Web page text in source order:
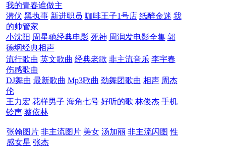
我的青春谁做主
潜伏 黑执事 新进职员 咖啡王子1号店 纸醉金迷 我
的帅管家
小沈阳 周星驰经典电影 死神 周润发电影全集 郭
德纲经典相声
流行歌曲 英文歌曲 经典老歌 非主流音乐 李宇春
伤感歌曲
DJ舞曲 最新歌曲 Mp3歌曲 劲舞团歌曲 相声 周杰
伦
王力宏 花样男子 海角七号 好听的歌 林俊杰 手机
铃声 蔡依林
张翰图片 非主流图片 美女 汤加丽 非主流闪图 性
感女星 张杰